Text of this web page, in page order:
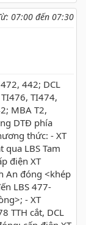
07:00 đến 07:30
442; DCL
TI474,
MBA T2,
DTĐ phía
thức: - XT
qua LBS Tam
điện XT
An đóng <khép
LBS 477-
- XT
TTH cắt, DCL